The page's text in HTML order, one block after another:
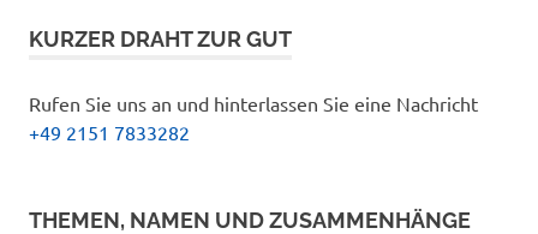
KURZER DRAHT ZUR GUT
Rufen Sie uns an und hinterlassen Sie eine Nachricht
+49 2151 7833282
THEMEN, NAMEN UND ZUSAMMENHÄNGE